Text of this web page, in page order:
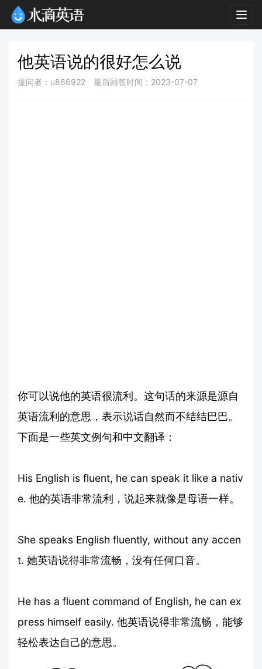
他英语说的很好怎么说
提问者：u866922 最后回答时间：2023-07-07
你可以说他的英语很流利。这句话的来源是源自
英语流利的意思，表示说话自然而不结结巴巴。
下面是一些英文例句和中文翻译：
His English is fluent, he can speak it like a nativ
e. 他的英语非常流利，说起来就像是母语一样。
She speaks English fluently, without any accen
t. 她英语说得非常流畅，没有任何口音。
He has a fluent command of English, he can ex
press himself easily. 他英语说得非常流畅，能够
轻松表达自己的意思。